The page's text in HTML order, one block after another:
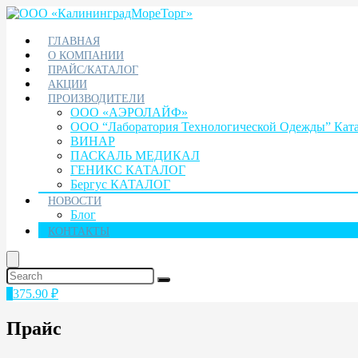
ГЛАВНАЯ
О КОМПАНИИ
ПРАЙС/КАТАЛОГ
АКЦИИ
ПРОИЗВОДИТЕЛИ
ООО «АЭРОЛАЙФ»
ООО “Лаборатория Технологической Одежды”
ВИНАР
ПАСКАЛЬ МЕДИКАЛ
ГЕНИКС КАТАЛОГ
Бергус КАТАЛОГ
НОВОСТИ
Блог
КОНТАКТЫ
375.90 ₽
Прайс